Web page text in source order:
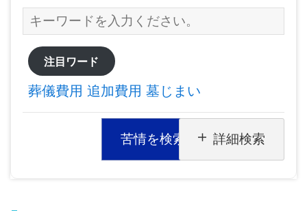
注目ワード
葬儀費用 追加費用 墓じまい
苦情を検索 詳細検索